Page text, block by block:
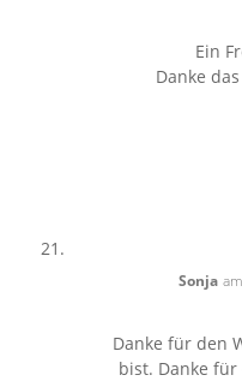
Ein
Danke
Sonja
Danke für den
bist. Danke